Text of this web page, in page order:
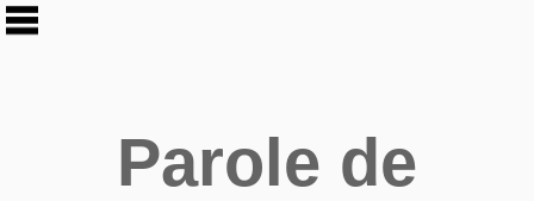
Parole de